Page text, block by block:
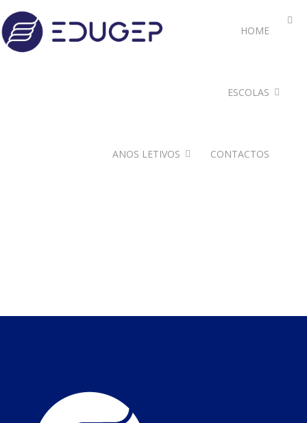
HOME
ESCOLAS
ANOS LETIVOS CONTACTOS